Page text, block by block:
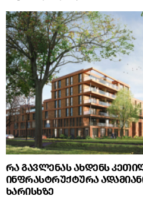
რა გავლენას ახდენს
ინფრასტრუქტურა
ხარისხზე